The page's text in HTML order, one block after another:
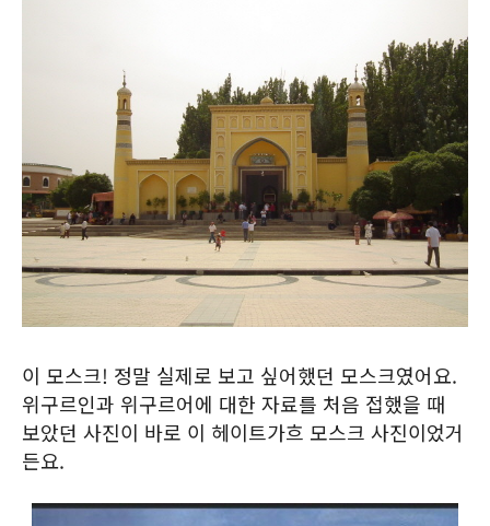
이 모스크! 정말 실제로 보고 싶어했던 모스크였어요.
위구르인과 위구르어에 대한 자료를 처음 접했을 때
보았던 사진이 바로 이 헤이트가흐 모스크 사진이었거
든요.